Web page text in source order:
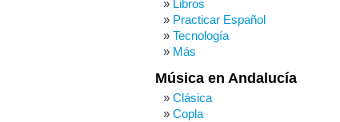
Libros
Practicar Español
Tecnología
Más
Música en Andalucía
Clásica
Copla